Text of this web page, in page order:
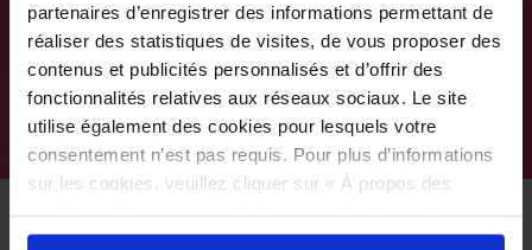
partenaires d’enregistrer des informations permettant de
réaliser des statistiques de visites, de vous proposer des
contenus et publicités personnalisés et d’offrir des
fonctionnalités relatives aux réseaux sociaux. Le site
utilise également des cookies pour lesquels votre
consentement n’est pas requis. Pour plus d’informations
sur les cookies, veuillez cliquer sur « À propos des
sélectionner les cookies selon les finalités via l'onglet
©
ACCUEIL À VOIR LE VOYAGE PERMANENT